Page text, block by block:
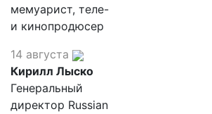
мемуарист, теле-
и кинопродюсер
14 августа
Кирилл Лыско
Генеральный
директор Russian